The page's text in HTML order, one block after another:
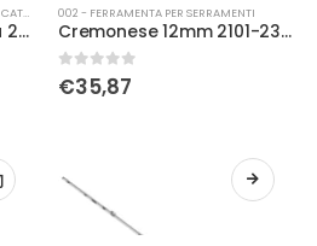
CATENACCI
Catenaccio inferiore gu 24387
002 - FERRAMENTA PER SERRAMENTI
Cremonese 12mm 2101-2350 d.980 g-23730-22-0-1*gu
0Su 5
€35,87